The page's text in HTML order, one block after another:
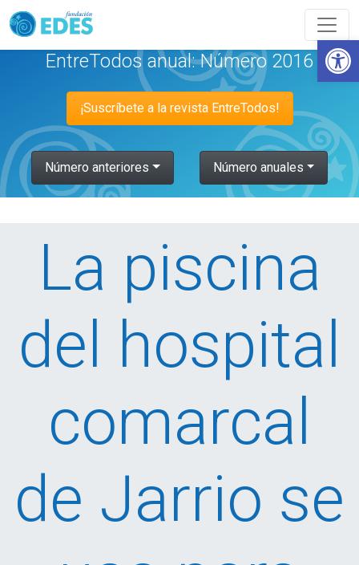
Abrir
EntreTodos anual: Número 2016
¡Suscríbete a la revista EntreTodos!
Número anteriores Número anuales
La piscina
del hospital
comarcal
de Jarrio se